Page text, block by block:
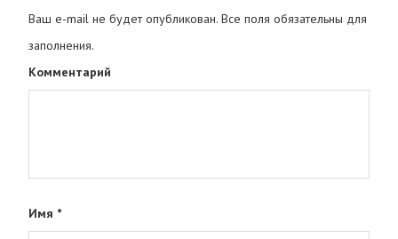
Ваш e-mail не будет опубликован. Все поля обязательны для
заполнения.
Комментарий
Имя *